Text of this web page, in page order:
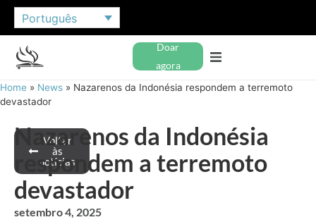
Português
Doar
agora
Home » News » Nazarenos da Indonésia respondem a terremoto
devastador
Voltar
às
notícias
Nazarenos da Indonésia
respondem a terremoto
devastador
setembro 4, 2025